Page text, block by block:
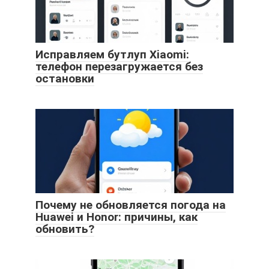
Исправляем бутлуп Xiaomi:
телефон перезагружается без
остановки
Почему не обновляется погода на
Huawei и Honor: причины, как
обновить?